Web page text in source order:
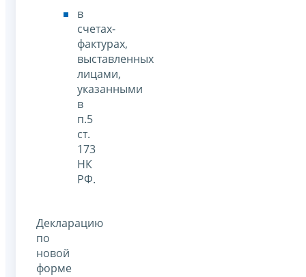
в
счетах-
фактурах,
выставленных
лицами,
указанными
в
п.5
ст.
173
НК
РФ.
Декларацию
по
новой
форме